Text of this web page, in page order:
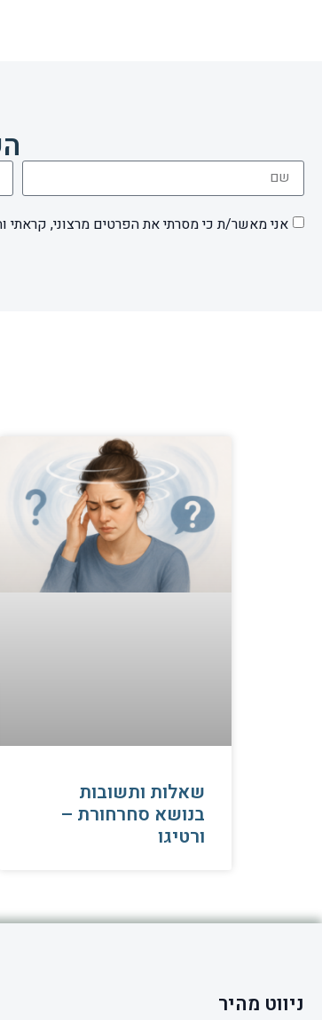
אני מאשר/ת כי מסרתי את הפרטים מרצוני, קראתי
שאלות ותשובות
בנושא סחרחורת –
ורטיגו
ניווט מהיר